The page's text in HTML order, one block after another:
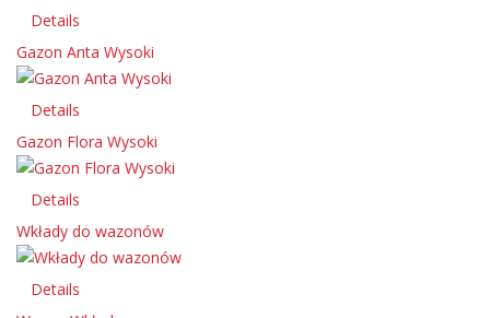
Details
Gazon Anta Wysoki
Details
Gazon Flora Wysoki
Details
Wkłady do wazonów
Details